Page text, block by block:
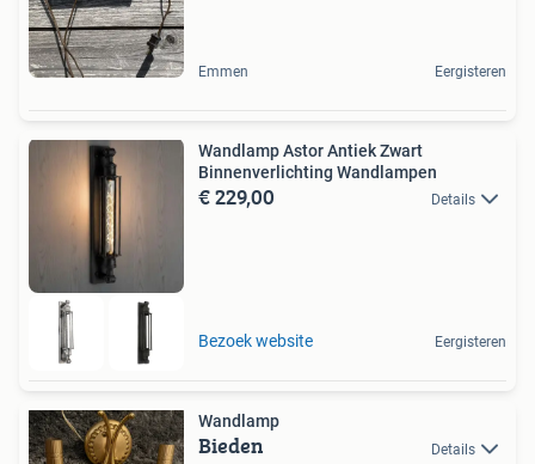
Emmen Eergisteren
Wandlamp Astor Antiek Zwart
Binnenverlichting Wandlampen
€ 229,00 Details
Bezoek website Eergisteren
Wandlamp
Bieden Details